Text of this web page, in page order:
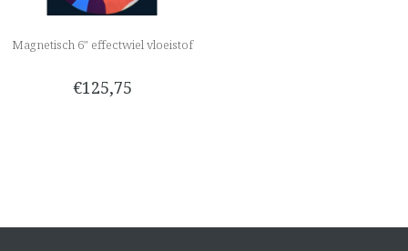
Magnetisch 6" effectwiel vloeistof
€125,75